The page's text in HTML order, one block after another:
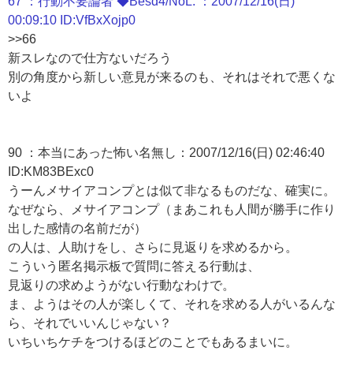
00:09:10 ID:VfBxXojp0
>>66
新スレなので仕方ないだろう
別の角度から新しい意見が来るのも、それはそれで悪くな
いよ
90 ：本当にあった怖い名無し：2007/12/16(日) 02:46:40
ID:KM83BExc0
うーんメサイアコンプとは似て非なるものだな、確実に。
なぜなら、メサイアコンプ（まあこれも人間が勝手に作り
出した感情の名前だが）
の人は、人助けをし、さらに見返りを求めるから。
こういう匿名掲示板で質問に答える行動は、
見返りの求めようがない行動なわけで。
ま、ようはその人が楽しくて、それを求める人がいるんな
ら、それでいいんじゃない？
いちいちケチをつけるほどのことでもあるまいに。